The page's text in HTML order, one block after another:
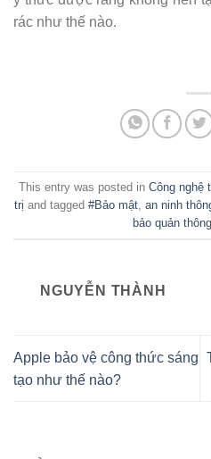
rác như thế nào.
This entry was posted in Công nghệ
trị and tagged #Bảo mật an ninh
bảo quản
NGUYỄN THÀNH
Apple bảo vệ công thức sáng
tạo như thế nào?